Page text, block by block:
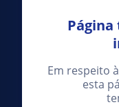
Em respeito
esta